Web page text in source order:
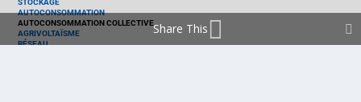
STOCKAGE
AUTOCONSOMMATION
AUTOCONSOMMATION COLLECTIVE
AGRIVOLTAÏSME
RÉSEAU
Share This